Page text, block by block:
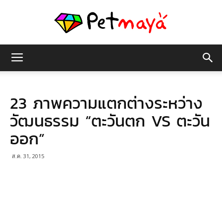
มายา
23 ภาพความแตกต่างระหว่าง
วัฒนธรรม “ตะวันตก VS ตะวัน
ออก”
ส.ค. 31, 2015